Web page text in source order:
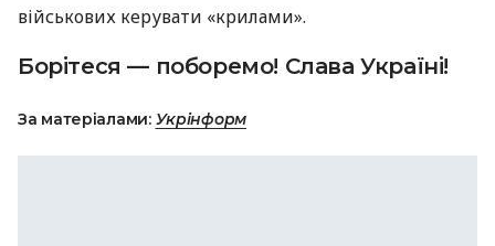
військових керувати «крилами».
Борітеся — поборемо! Слава Україні!
За матеріалами: Укрінформ